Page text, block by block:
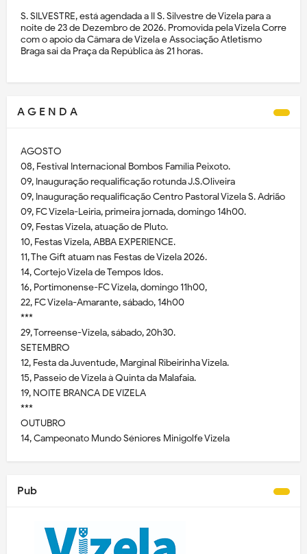
S. SILVESTRE, está agendada a II S. Silvestre de Vizela para a
noite de 23 de Dezembro de 2026. Promovida pela Vizela Corre
com o apoio da Câmara de Vizela e Associação Atletismo
Braga sai da Praça da República às 21 horas.
A G E N D A
AGOSTO
08, Festival Internacional Bombos Família Peixoto.
09, Inauguração requalificação rotunda J.S.Oliveira
09, Inauguração requalificação Centro Pastoral Vizela S. Adrião
09, FC Vizela-Leiria, primeira jornada, domingo 14h00.
09, Festas Vizela, atuação de Pluto.
10, Festas Vizela, ABBA EXPERIENCE.
11, The Gift atuam nas Festas de Vizela 2026.
14, Cortejo Vizela de Tempos Idos.
16, Portimonense-FC Vizela, domingo 11h00,
22, FC Vizela-Amarante, sábado, 14h00
***
29, Torreense-Vizela, sábado, 20h30.
SETEMBRO
12, Festa da Juventude, Marginal Ribeirinha Vizela.
15, Passeio de Vizela à Quinta da Malafaia.
19, NOITE BRANCA DE VIZELA
***
OUTUBRO
14, Campeonato Mundo Séniores Minigolfe Vizela
Pub